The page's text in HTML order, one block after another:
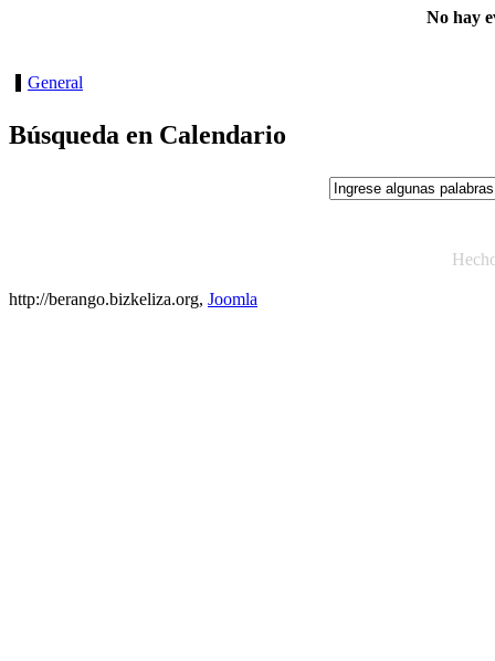
No hay
General
Búsqueda en Calendario
http://berango.bizkeliza.org, Joomla